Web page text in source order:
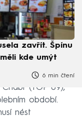
zavřít. Špínu
kde umýt
6 min čtení
(TOP 09),
období.
nést